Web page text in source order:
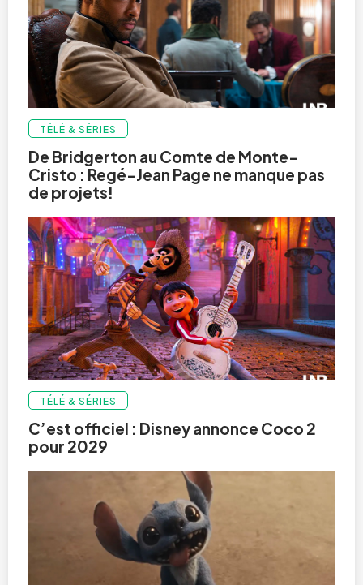
TÉLÉ & SÉRIES
De Bridgerton au Comte de Monte-
Cristo : Regé-Jean Page ne manque pas
de projets!
TÉLÉ & SÉRIES
C’est officiel : Disney annonce Coco 2
pour 2029